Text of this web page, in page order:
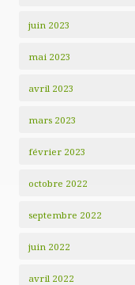
juin 2023
mai 2023
avril 2023
mars 2023
février 2023
octobre 2022
septembre 2022
juin 2022
avril 2022